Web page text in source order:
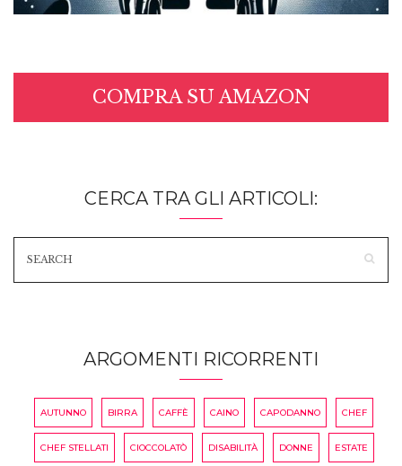
COMPRA SU AMAZON
CERCA TRA GLI ARTICOLI:
ARGOMENTI RICORRENTI
AUTUNNO BIRRA CAFFÈ CAINO CAPODANNO CHEF
CHEF STELLATI CIOCCOLATÒ DISABILITÀ DONNE ESTATE